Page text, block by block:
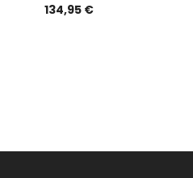
134,95 €